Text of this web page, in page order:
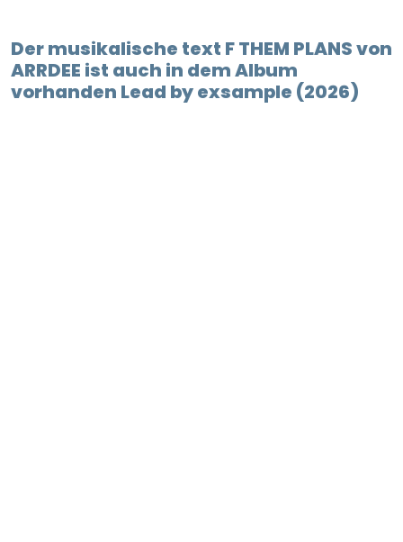
Der musikalische text F THEM PLANS von
ARRDEE ist auch in dem Album
vorhanden Lead by exsample (2026)